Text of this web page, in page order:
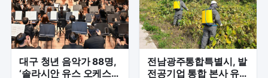
대구 청년 음악가 88명,
‘솔라시안 유스 오케스트
전남광주통합특별시, 발
전공기업 통합 본사 유치